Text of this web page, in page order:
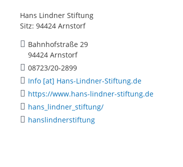
Hans Lindner Stiftung
Sitz: 94424 Arnstorf
Bahnhofstraße 29
94424 Arnstorf
08723/20-2899
Info [at] Hans-Lindner-Stiftung.de
https://www.hans-lindner-stiftung.de
hans_lindner_stiftung/
hanslindnerstiftung